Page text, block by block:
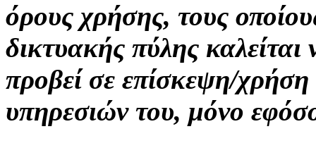
όρους χρήσης, τους
δικτυακής πύλης
προβεί σε επίσκεψη/
υπηρεσιών του, μόνο